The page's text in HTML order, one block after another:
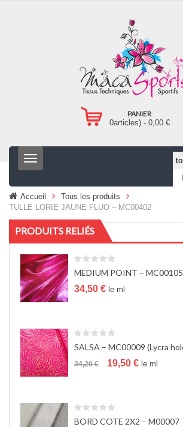
PANIER
0articles) - 0,00 €
T
o
l
e
a
v
i
g
a
t
i
Accueil
Tous les produits
TULLE LORIE JAUNE FLUO – MC00402
PRODUITS RELIÉS
MEDIUM POINT –
34,50 € le ml
SALSA – MC00009 (Lycra
34,20€
Le
34,20 €.
19,50 €Lele ml
BORD COTE 2X2 – M00007